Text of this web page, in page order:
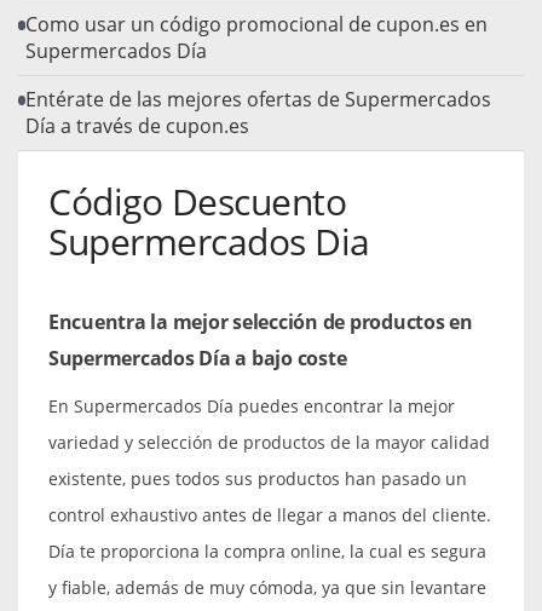
Como usar un código promocional de cupon.es en
Supermercados Día
Entérate de las mejores ofertas de Supermercados
Día a través de cupon.es
Código Descuento
Supermercados Dia
Encuentra la mejor selección de productos en
Supermercados Día a bajo coste
En Supermercados Día puedes encontrar la mejor
variedad y selección de productos de la mayor calidad
existente, pues todos sus productos han pasado un
control exhaustivo antes de llegar a manos del cliente.
Día te proporciona la compra online, la cual es segura
y fiable, además de muy cómoda, ya que sin levantare